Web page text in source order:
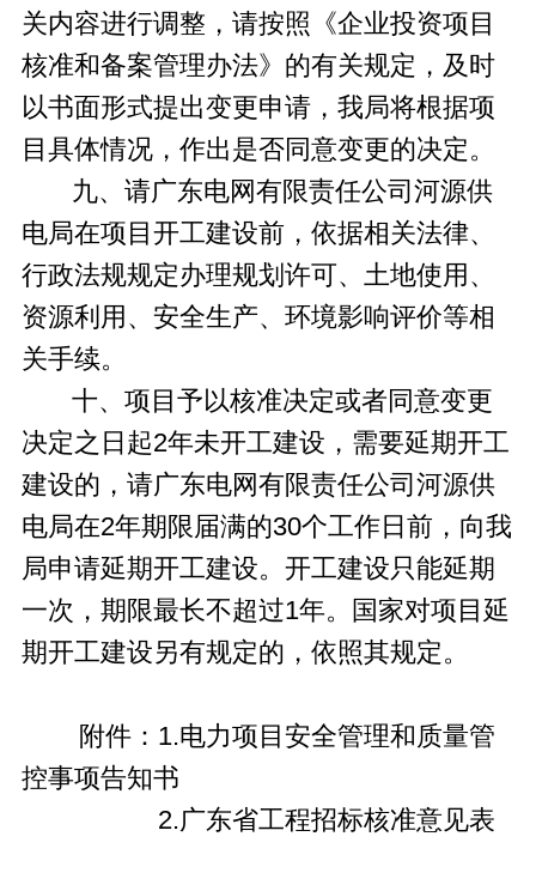
关内容进行调整，请按照《企业投资项目
核准和备案管理办法》的有关规定，及时
以书面形式提出变更申请，我局将根据项
目具体情况，作出是否同意变更的决定。
九、请广东电网有限责任公司河源供
电局在项目开工建设前，依据相关法律、
行政法规规定办理规划许可、土地使用、
资源利用、安全生产、环境影响评价等相
关手续。
十、项目予以核准决定或者同意变更
决定之日起2年未开工建设，需要延期开工
建设的，请广东电网有限责任公司河源供
电局在2年期限届满的30个工作日前，向我
局申请延期开工建设。开工建设只能延期
一次，期限最长不超过1年。国家对项目延
期开工建设另有规定的，依照其规定。
附件：1.电力项目安全管理和质量管
控事项告知书
2.广东省工程招标核准意见表